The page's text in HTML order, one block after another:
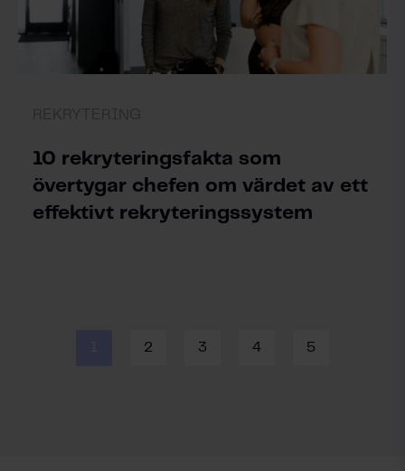
10 rekryteringsfakta som
övertygar chefen om värdet av ett
effektivt rekryteringssystem
2 3 4 5